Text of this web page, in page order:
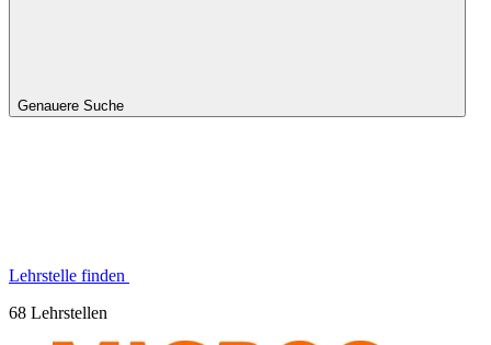
Genauere Suche
Lehrstelle finden
68 Lehrstellen